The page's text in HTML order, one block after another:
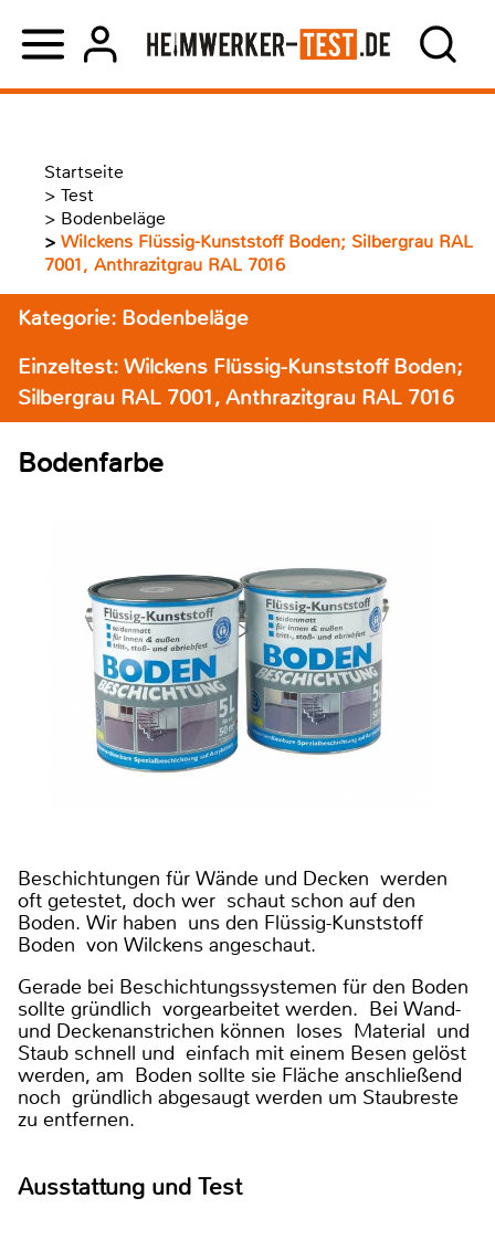
Startseite
> Test
> Bodenbeläge
> Wilckens Flüssig-Kunststoff Boden; Silbergrau RAL
7001, Anthrazitgrau RAL 7016
Kategorie: Bodenbeläge
Einzeltest: Wilckens Flüssig-Kunststoff Boden;
Silbergrau RAL 7001, Anthrazitgrau RAL 7016
Bodenfarbe
Beschichtungen für Wände und Decken werden
oft getestet, doch wer schaut schon auf den
Boden. Wir haben uns den Flüssig-Kunststoff
Boden von Wilckens angeschaut.
Gerade bei Beschichtungssystemen für den Boden
sollte gründlich vorgearbeitet werden. Bei Wand-
und Deckenanstrichen können loses Material und
Staub schnell und einfach mit einem Besen gelöst
werden, am Boden sollte sie Fläche anschließend
noch gründlich abgesaugt werden um Staubreste
zu entfernen.
Ausstattung und Test